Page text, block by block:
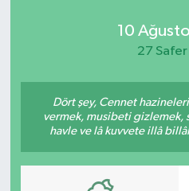
10
27
Dört şey, Cennet
vermek, musibeti gizlemek,
havle ve lâ kuvvete illâ
Haber Arşivi